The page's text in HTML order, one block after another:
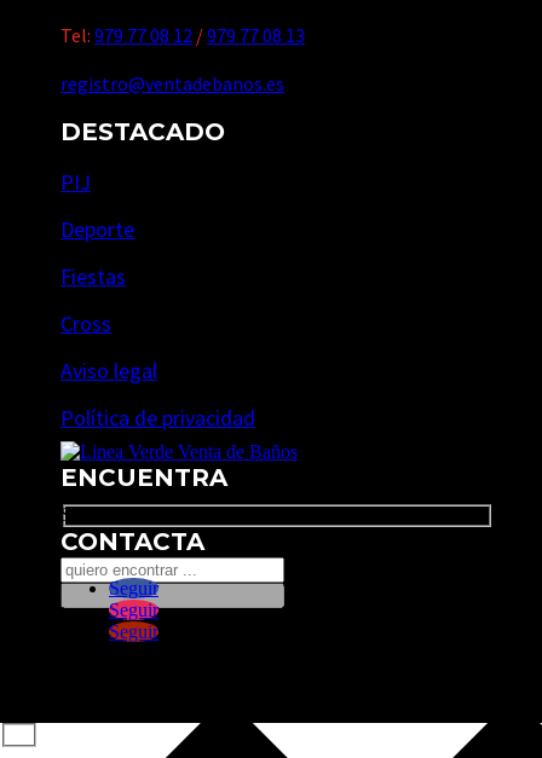
Tel: 979 77 08 12 /979 77 08 13
registro@ventadebanos.es
DESTACADO
PIJ
Deporte
Fiestas
Cross
Aviso legal
Política de privacidad
ENCUENTRA
Search
CONTACTA
Seguir
Seguir
Seguir